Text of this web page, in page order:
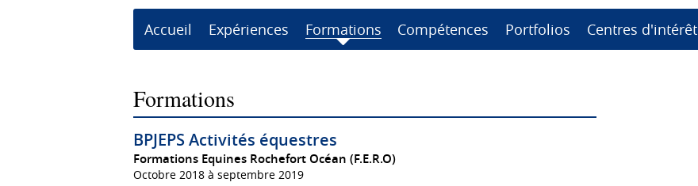
Accueil Expériences Formations Compétences Portfolios Centres d'intérêt
Formations
BPJEPS Activités équestres
Formations Equines Rochefort Océan (F.E.R.O)
Octobre 2018 à septembre 2019